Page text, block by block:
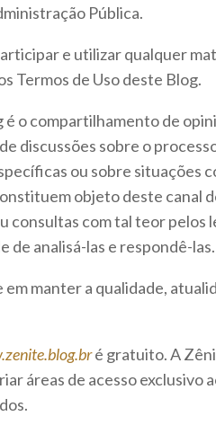
Pública.
e utilizar qualquer
Termos de Uso deste Blog.
é o compartilhamento de
discussões sobre o
ou sobre situações
objeto deste canal
consultas com tal teor pelos
de analisá-las e respondê-las.
manter a qualidade,
é gratuito. A
áreas de acesso exclusivo